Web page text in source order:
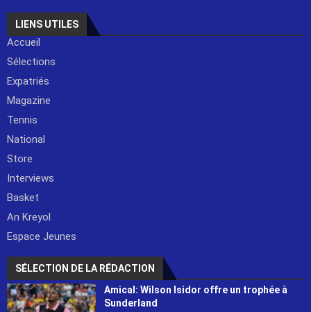
LIENS UTILES
Accueil
Sélections
Expatriés
Magazine
Tennis
National
Store
Interviews
Basket
An Kreyol
Espace Jeunes
SÉLECTION DE LA RÉDACTION
Amical: Wilson Isidor offre un trophée à
Sunderland